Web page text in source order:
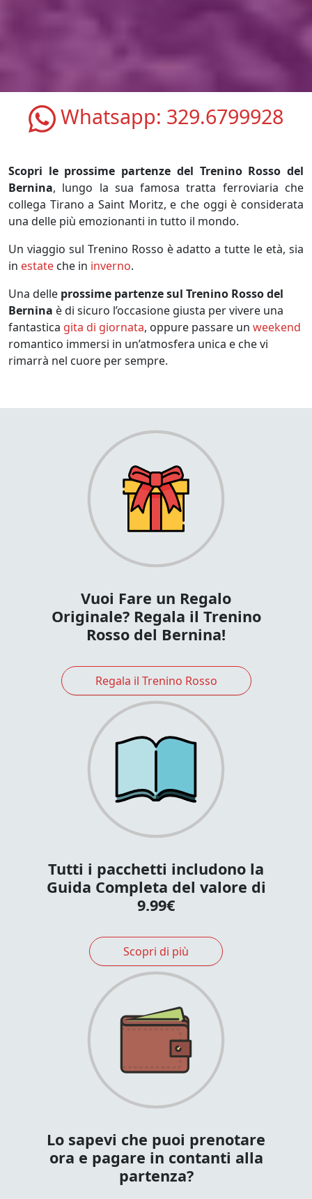
Whatsapp: 329.6799928
Scopri le prossime partenze del Trenino Rosso del
Bernina, lungo la sua famosa tratta ferroviaria che
collega Tirano a Saint Moritz, e che oggi è considerata
una delle più emozionanti in tutto il mondo.
Un viaggio sul Trenino Rosso è adatto a tutte le età, sia
in estate che in inverno.
Una delle prossime partenze sul Trenino Rosso del
Bernina è di sicuro l’occasione giusta per vivere una
fantastica gita di giornata, oppure passare un weekend
romantico immersi in un’atmosfera unica e che vi
rimarrà nel cuore per sempre.
Vuoi Fare un Regalo
Originale? Regala il Trenino
Rosso del Bernina!
Regala il Trenino Rosso
Tutti i pacchetti includono la
Guida Completa del valore di
9.99€
Scopri di più
Lo sapevi che puoi prenotare
ora e pagare in contanti alla
partenza?